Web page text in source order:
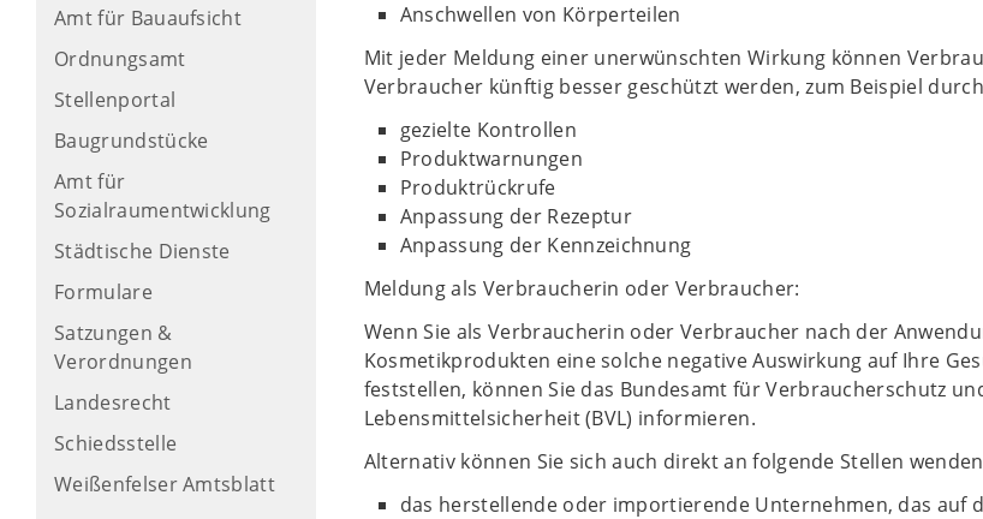
Amt für Bauaufsicht
Ordnungsamt
Stellenportal
Baugrundstücke
Amt für
Sozialraumentwicklung
Städtische Dienste
Formulare
Satzungen &
Verordnungen
Landesrecht
Schiedsstelle
Weißenfelser Amtsblatt
Anschwellen von Körperteilen
Mit jeder Meldung einer unerwünschten Wirkung können
Verbraucher künftig besser geschützt werden, zum Beispiel
gezielte Kontrollen
Produktwarnungen
Produktrückrufe
Anpassung der Rezeptur
Anpassung der Kennzeichnung
Meldung als Verbraucherin oder Verbraucher:
Wenn Sie als Verbraucherin oder Verbraucher nach der
Kosmetikprodukten eine solche negative Auswirkung auf Ihre
feststellen, können Sie das Bundesamt für Verbraucherschutz
Lebensmittelsicherheit (BVL) informieren.
Alternativ können Sie sich auch direkt an folgende Stellen
das herstellende oder importierende Unternehmen, das auf